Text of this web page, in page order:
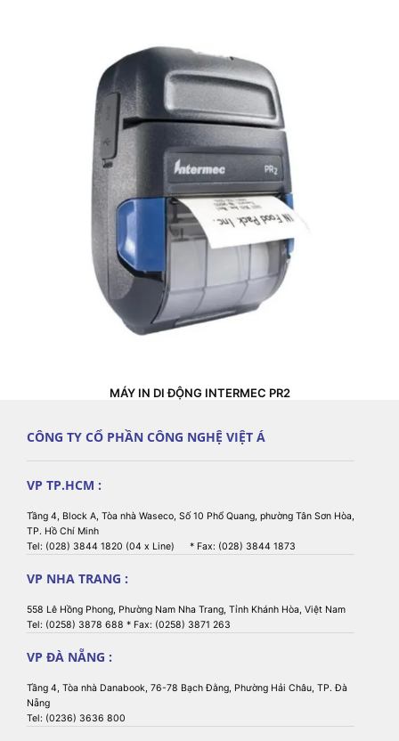
MÁY IN DI ĐỘNG INTERMEC PR2
CÔNG TY CỔ PHẦN CÔNG NGHỆ VIỆT Á
VP TP.HCM :
Tầng 4, Block A, Tòa nhà Waseco, Số 10 Phổ Quang, phường Tân Sơn Hòa,
TP. Hồ Chí Minh
Tel: (028) 3844 1820 (04 x Line) * Fax: (028) 3844 1873
VP NHA TRANG :
558 Lê Hồng Phong, Phường Nam Nha Trang, Tỉnh Khánh Hòa, Việt Nam
Tel: (0258) 3878 688 * Fax: (0258) 3871 263
VP ĐÀ NẴNG :
Tầng 4, Tòa nhà Danabook, 76-78 Bạch Đằng, Phường Hải Châu, TP. Đà
Nẵng
Tel: (0236) 3636 800